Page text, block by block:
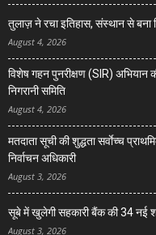
तुलाज़ ने रचा इतिहास, संस्थान से बना
August 4, 2026
विशेष गहन पुनरीक्षण (SIR) अभियान
निगरानी समिति
August 4, 2026
मतदाता सूची की शुद्धता सर्वाेच्च
निर्वाचन अधिकारी
August 3, 2026
सूबे में खुलेगी सहकारी बैंक की 34 नई
August 3, 2026